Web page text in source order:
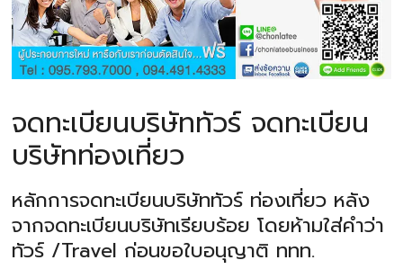
จดทะเบียนบริษัททัวร์ จดทะเบียน
บริษัทท่องเที่ยว
หลักการจดทะเบียนบริษัททัวร์ ท่องเที่ยว หลัง
จากจดทะเบียนบริษัทเรียบร้อย โดยห้ามใส่คำว่า
ทัวร์ /Travel ก่อนขอใบอนุญาติ ททท.